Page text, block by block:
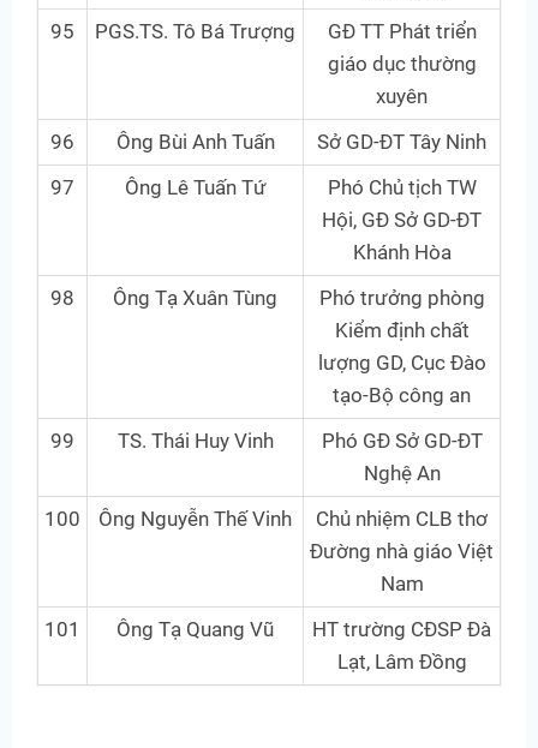
95
PGS.TS. Tô Bá Trượng
GĐ TT Phát triển
giáo dục thường
xuyên
96
Ông Bùi Anh Tuấn
Sở GD-ĐT Tây Ninh
97
Ông Lê Tuấn Tứ
Phó Chủ tịch TW
Hội, GĐ Sở GD-ĐT
Khánh Hòa
98
Ông Tạ Xuân Tùng
Phó trưởng phòng
Kiểm định chất
lượng GD, Cục Đào
tạo-Bộ công an
99
TS. Thái Huy Vinh
Phó GĐ Sở GD-ĐT
Nghệ An
100
Ông Nguyễn Thế Vinh
Chủ nhiệm CLB thơ
Đường nhà giáo Việt
Nam
101
Ông Tạ Quang Vũ
HT trường CĐSP Đà
Lạt, Lâm Đồng